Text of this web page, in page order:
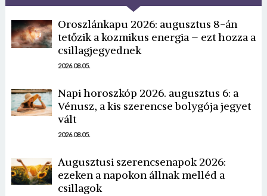
Oroszlánkapu 2026: augusztus 8-án
tetőzik a kozmikus energia – ezt hozza a
csillagjegyednek
2026.08.05.
Napi horoszkóp 2026. augusztus 6: a
Vénusz, a kis szerencse bolygója jegyet
vált
2026.08.05.
Augusztusi szerencsenapok 2026:
ezeken a napokon állnak melléd a
csillagok